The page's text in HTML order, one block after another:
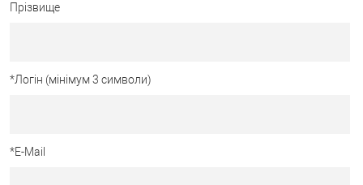
Прізвище
*Логін (мінімум 3 символи)
*E-Mail